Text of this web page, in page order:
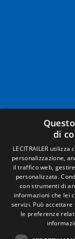
Camino
50620
di
LECITRAILER
personalizzazione,
il traffico web,
personalizzata.
con strumenti di
informazioni che lei
servizi. Può
le preferenze